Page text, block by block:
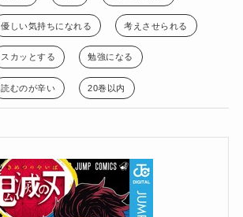
優しい気持ちになれる 考えさせられる
スカッとする 勉強になる
読むのが辛い 20巻以内